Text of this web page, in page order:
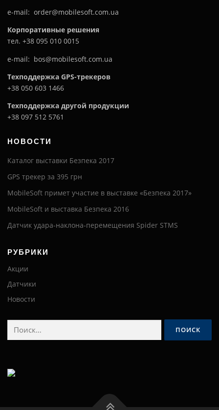
e-mail: order@mobilesoft.com.ua
Корпоративные решения
тел. +38 095 010 0015
e-mail: bos@mobilesoft.com.ua
Техподдержка GPS-трекеров
+38 050 603 1466
Техподдержка другой продукции
+38 097 512 5761
НОВОСТИ
Каталог выставки Безпека 2017
GPS трекер за 395 грн
MobileSoft примет участие в выставке «Безпека 2017»
MobileSoft и выставка Безпека 2016
Датчик удара-наклона-перемещения Spider STMS
РУБРИКИ
Акции
Датчики
Новости
Найти: